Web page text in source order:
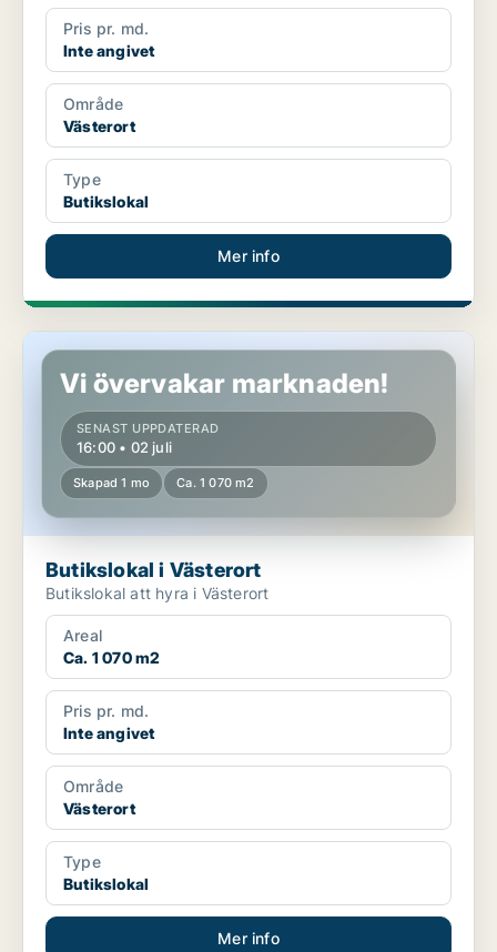
Pris pr. md.
Inte angivet
Område
Västerort
Type
Butikslokal
Mer info
Butikslokal i Västerort
Vi övervakar marknaden!
SENAST UPPDATERAD
16:00 • 02 juli
Skapad 1 mo Ca. 1 070 m2
Butikslokal i Västerort
Butikslokal att hyra i Västerort
Areal
Ca. 1 070 m2
Pris pr. md.
Inte angivet
Område
Västerort
Type
Butikslokal
Mer info